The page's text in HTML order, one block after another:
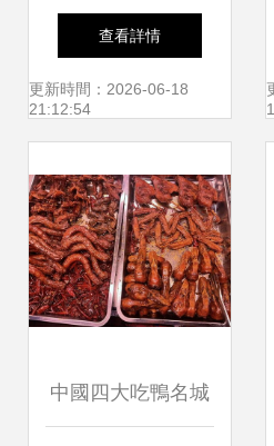
板鴨的匠心魅力，
解饞輕奢之選薯眷
光時刻
查看詳情
更新時間：2026-06-18
21:12:54
中國四大吃鴨名城